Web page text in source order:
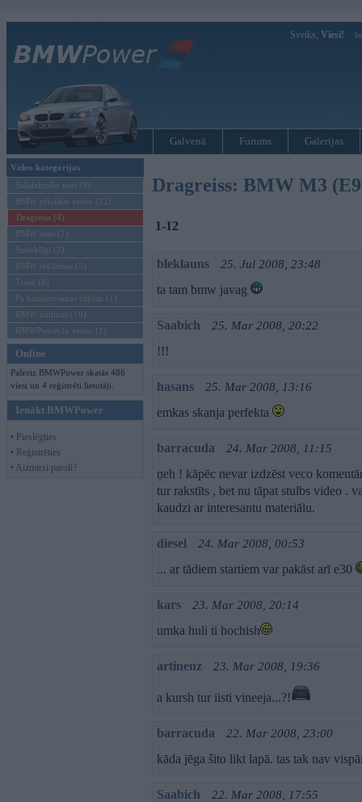
Sveiks, Viesi!
Galvenā Forums Galerijas
Video kategorijas
Salīdzinošie testi (9)
BMW oficiālie video (12)
Dragreiss (4)
BMW tests (1)
Smieklīgi (2)
BMW reklāmas (5)
Trasē (8)
Pa koplietošanas ceļiem (1)
BMW īsfilmas (10)
BMWPower.lv video (1)
Online
Pašreiz BMWPower skatās 486
viesi un 4 reģistrēti lietotāji.
Ienākt BMWPower
• Pieslēgties
• Reģistrēties
• Aizmirsi paroli?
Dragreiss: BMW M3
1-12
bleklauns 25. Jul 2008, 23:48
ta tam bmw javag
Saabich 25. Mar 2008, 20:22
!!!
hasans 25. Mar 2008, 13:16
emkas skanja perfekta
barracuda 24. Mar 2008, 11:15
ņeh ! kāpēc nevar izdzēst veco
tur rakstīts , bet nu tāpat stulbs video .
kaudzi ar interesantu materiālu.
diesel 24. Mar 2008, 00:53
... ar tādiem startiem var pakāst arī e30
kars 23. Mar 2008, 20:14
umka huli ti hochish
artinenz 23. Mar 2008, 19:36
a kursh tur iisti vineeja...?!
barracuda 22. Mar 2008, 23:00
kāda jēga šito likt lapā. tas tak nav
Saabich 22. Mar 2008, 17:55